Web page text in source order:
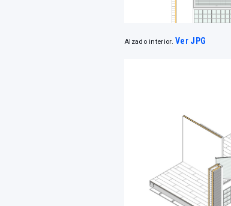
Alzado interior.Ver JPG